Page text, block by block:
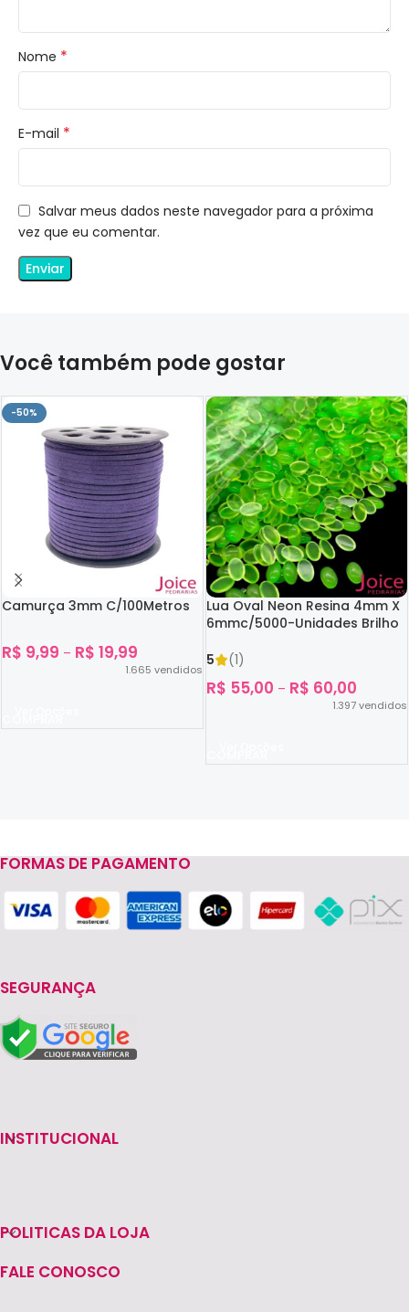
Nome *
E-mail *
Salvar meus dados neste navegador para a próxima
vez que eu comentar.
Você também pode gostar
-50%
Camurça 3mm C/100Metros
R$ 9,99 – R$ 19,99
1.665 vendidos
Lua Oval Neon Resina 4mm X
6mmc/5000-Unidades Brilho
5
(1)
R$ 55,00 – R$ 60,00
1.397vendidos
Read more
FORMAS DE PAGAMENTO
SEGURANÇA
INSTITUCIONAL
POLITICAS DA LOJA
FALE CONOSCO